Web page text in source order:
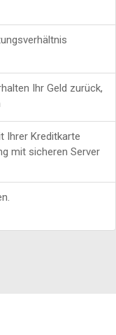
Ihr Geld zurück,
Ihrer Kreditkarte
mit sicheren Server